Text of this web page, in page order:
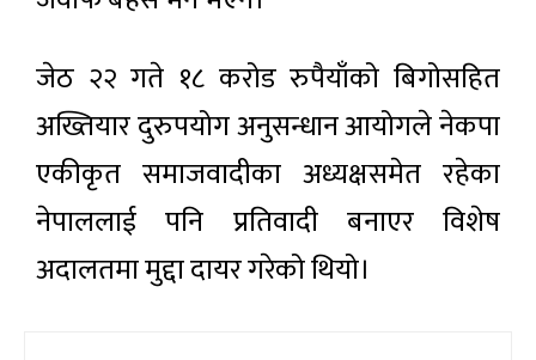
जेठ २२ गते १८ करोड रुपैयाँको बिगोसहित
अख्तियार दुरुपयोग अनुसन्धान आयोगले नेकपा
एकीकृत समाजवादीका अध्यक्षसमेत रहेका
नेपाललाई पनि प्रतिवादी बनाएर विशेष
अदालतमा मुद्दा दायर गरेको थियो।